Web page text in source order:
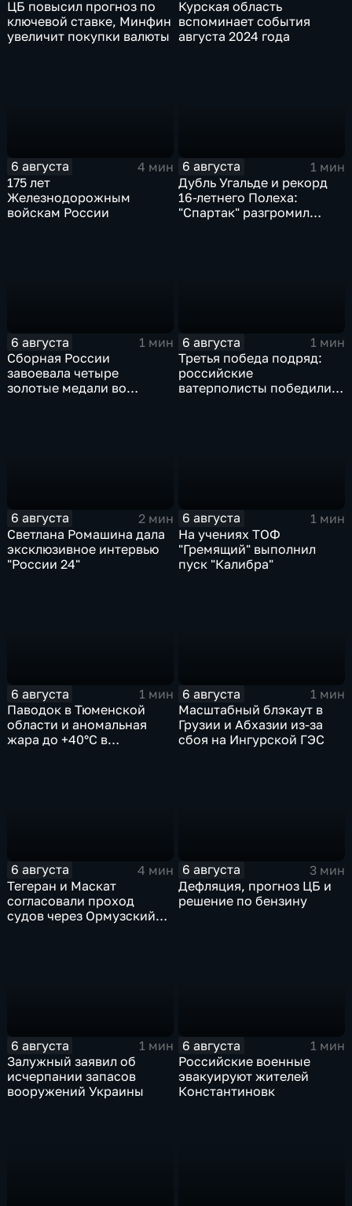
ЦБ повысил прогноз по
ключевой ставке, Минфин
увеличит покупки валюты
Курская область
вспоминает события
августа 2024 года
6 августа
4 мин
175 лет
Железнодорожным
войскам России
6 августа
1 мин
Дубль Угальде и рекорд
16-летнего Полеха:
"Спартак" разгромил
6 августа
1 мин
Сборная России
завоевала четыре
золотые медали во
6 августа
1 мин
Третья победа подряд:
российские
ватерполисты победили
6 августа
2 мин
Светлана Ромашина дала
эксклюзивное интервью
"России 24"
6 августа
1 мин
На учениях ТОФ
"Гремящий" выполнил
пуск "Калибра"
6 августа
1 мин
Паводок в Тюменской
области и аномальная
жара до +40°C в
6 августа
1 мин
Масштабный блэкаут в
Грузии и Абхазии из-за
сбоя на Ингурской ГЭС
6 августа
4 мин
Тегеран и Маскат
согласовали проход
судов через Ормузский
6 августа
3 мин
Дефляция, прогноз ЦБ и
решение по бензину
6 августа
1 мин
Залужный заявил об
исчерпании запасов
вооружений Украины
6 августа
1 мин
Российские военные
эвакуируют жителей
Константиновк